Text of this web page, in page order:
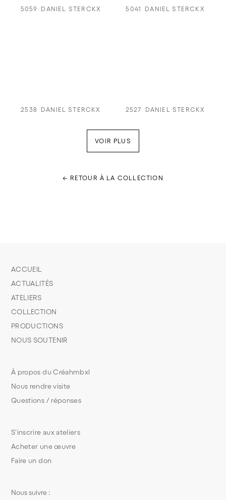
5059 DANIEL STERCKX 5041 DANIEL STERCKX
2538 DANIEL STERCKX 2527 DANIEL STERCKX
VOIR PLUS
← RETOUR À LA COLLECTION
S’inscrire aux ateliers
Acheter une œuvre
Faire un don
À propos du Créahmbxl
Nous rendre visite
Questions / réponses
ACCUEIL
ACTUALITÉS
ATELIERS
COLLECTION
PRODUCTIONS
NOUS SOUTENIR
Nous suivre :